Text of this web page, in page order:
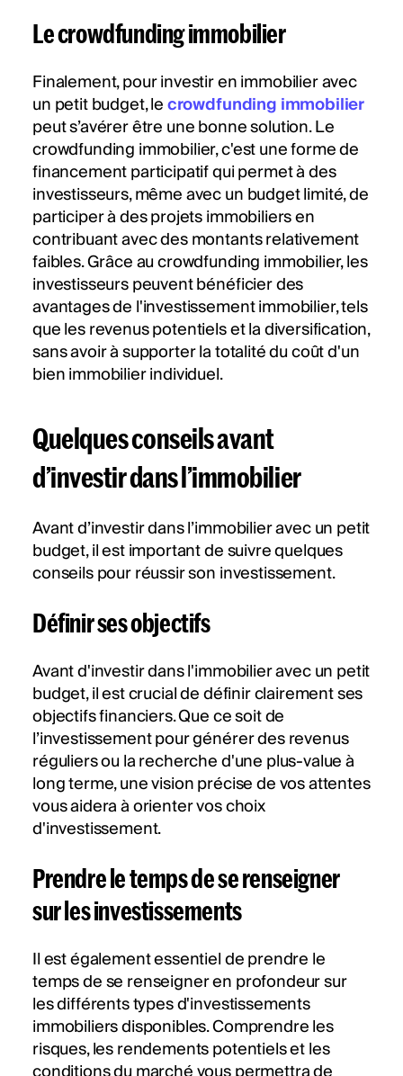
Le crowdfunding immobilier
Finalement, pour investir en immobilier avec
un petit budget, lecrowdfunding immobilier
peut s’avérer être une bonne solution. Le
crowdfunding immobilier, c'est une forme de
financement participatif qui permet à des
investisseurs, même avec un budget limité, de
participer à des projets immobiliers en
contribuant avec des montants relativement
faibles. Grâce au crowdfunding immobilier, les
investisseurs peuvent bénéficier des
avantages de l'investissement immobilier, tels
que les revenus potentiels et la diversification,
sans avoir à supporter la totalité du coût d'un
bien immobilier individuel.
Quelques conseils avant
d’investir dans l’immobilier
Avant d’investir dans l’immobilier avec un petit
budget, il est important de suivre quelques
conseils pour réussir son investissement.
Définir ses objectifs
Avant d'investir dans l'immobilier avec un petit
budget, il est crucial de définir clairement ses
objectifs financiers. Que ce soit de
l’investissement pour générer des revenus
réguliers ou la recherche d'une plus-value à
long terme, une vision précise de vos attentes
vous aidera à orienter vos choix
d'investissement.
Prendre le temps de se renseigner
sur les investissements
Il est également essentiel de prendre le
temps de se renseigner en profondeur sur
les différents types d'investissements
immobiliers disponibles. Comprendre les
risques, les rendements potentiels et les